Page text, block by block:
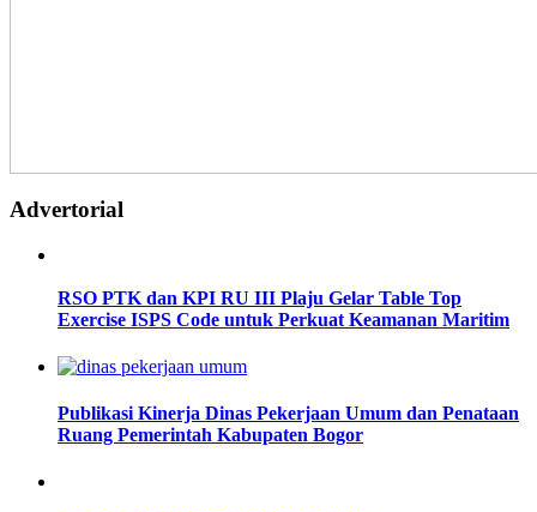
Advertorial
RSO PTK dan KPI RU III Plaju Gelar Table Top
Exercise ISPS Code untuk Perkuat Keamanan Maritim
Publikasi Kinerja Dinas Pekerjaan Umum dan Penataan
Ruang Pemerintah Kabupaten Bogor